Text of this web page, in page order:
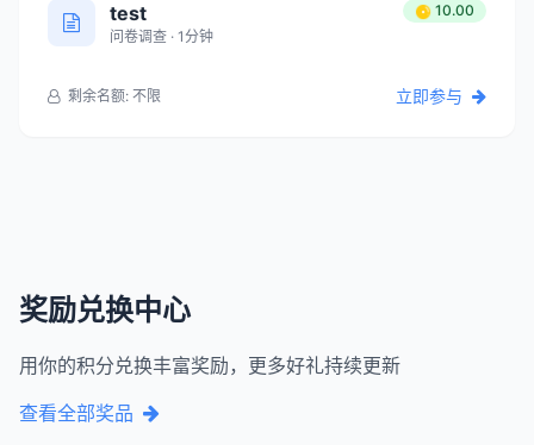
test
问卷调查 · 1分钟
10.00
剩余名额: 不限 立即参与
奖励兑换中心
用你的积分兑换丰富奖励，更多好礼持续更新
查看全部奖品